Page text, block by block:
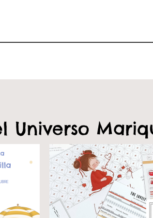
Universo